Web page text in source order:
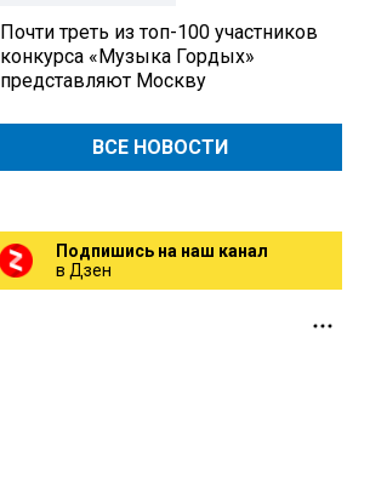
Почти треть из топ-100 участников
конкурса «Музыка Гордых»
представляют Москву
ВСЕ НОВОСТИ
Подпишись на наш канал
в Дзен